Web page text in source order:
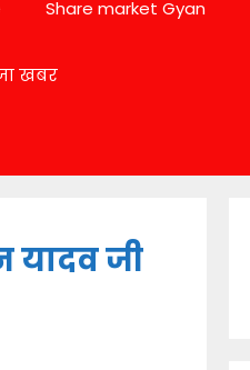
Share market Gyan
खबर
यादव जी